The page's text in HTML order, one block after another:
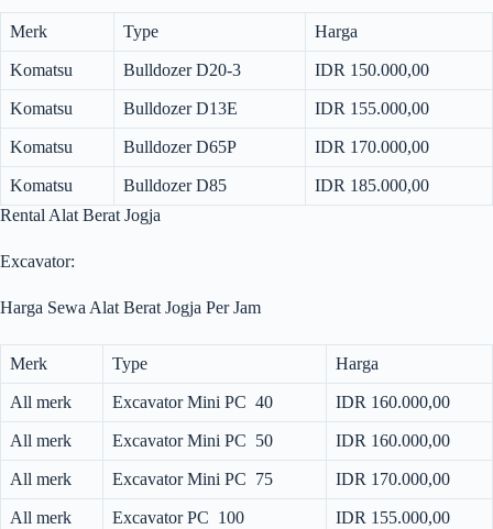
Merk Type Harga
Komatsu Bulldozer D20-3 IDR 150.000,00
Komatsu Bulldozer D13E IDR 155.000,00
Komatsu Bulldozer D65P IDR 170.000,00
Komatsu Bulldozer D85
IDR 185.000,00
Rental Alat Berat Jogja
Excavator:
Harga Sewa Alat Berat Jogja Per Jam
Merk Type Harga
All merk Excavator Mini PC 40 IDR 160.000,00
All merk Excavator Mini PC 50 IDR 160.000,00
All merk Excavator Mini PC 75 IDR 170.000,00
All merk Excavator PC 100 IDR 155.000,00